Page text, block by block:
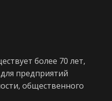
более 70 лет,
предприятий
общественного